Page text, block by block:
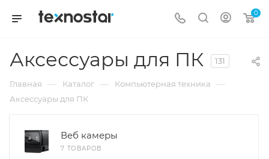
0
Аксессуары для ПК 131
Главная — Каталог — Компьютерная техника —
Аксессуары для ПК
Веб камеры
7 ТОВАРОВ